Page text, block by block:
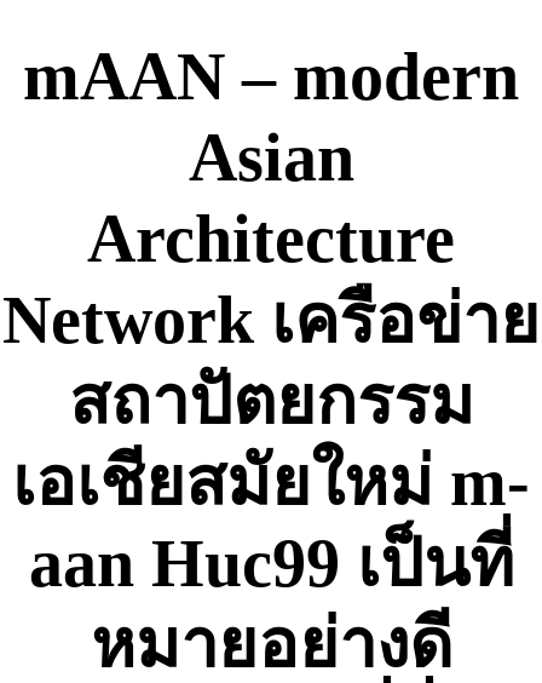
contentmAAN – modern
Asian
Architecture
Network เครือข่าย
สถาปัตยกรรม
เอเชียสมัยใหม่ m-
aan Huc99 เป็นที่
หมายอย่างดี